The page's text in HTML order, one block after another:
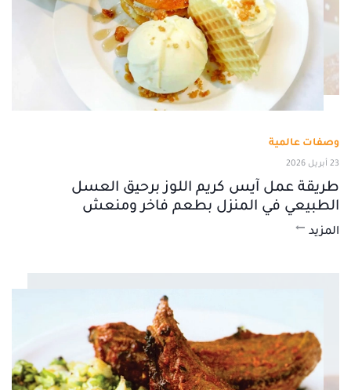
وصفات عالمية
23 أبريل 2026
طريقة عمل آيس كريم اللوز برحيق العسل
الطبيعي في المنزل بطعم فاخر ومنعش
المزيد